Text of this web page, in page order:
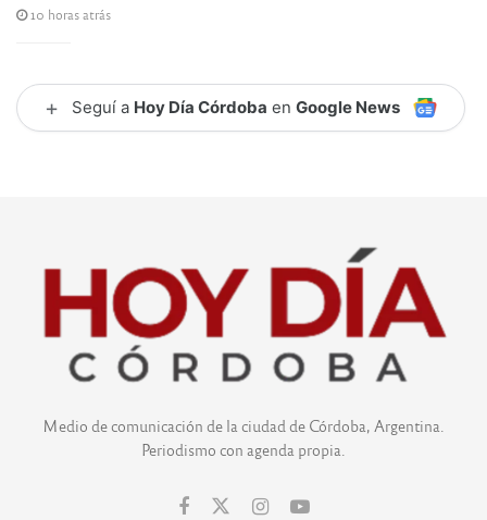
10 horas atrás
+ Seguí a Hoy Día Córdoba en Google News
Medio de comunicación de la ciudad de Córdoba, Argentina.
Periodismo con agenda propia.